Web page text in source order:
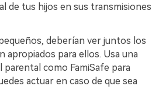
de tus hijos en sus transmisiones
deberían ver juntos los
apropiados para ellos. Usa una
como FamiSafe para
actuar en caso de que sea